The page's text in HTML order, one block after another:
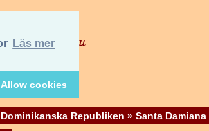
Läs mer
Allow cookies
Dominikanska Republiken » Santa Damiana